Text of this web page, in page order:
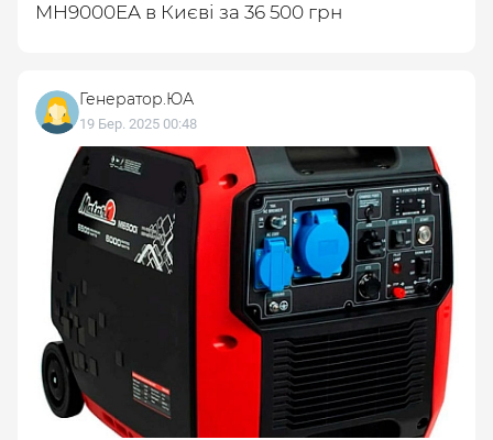
MH9000EA в Києві за 36 500 грн
Генератор.ЮА
19 Бер. 2025 00:48